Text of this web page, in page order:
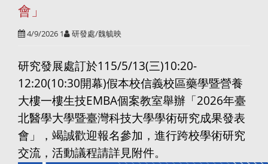
會」
4/9/2026 1 研發處/魏毓映
研究發展處訂於115/5/13(三)10:20-
12:20(10:30開幕)假本校信義校區藥學暨營養
大樓一樓生技EMBA個案教室舉辦「2026年臺
北醫學大學暨臺灣科技大學學術研究成果發表
會」，竭誠歡迎報名參加，進行跨校學術研究
交流，活動議程請詳見附件。